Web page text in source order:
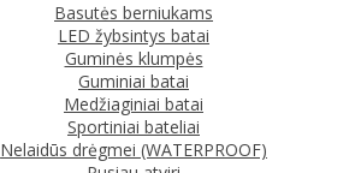
Basutės berniukams
LED žybsintys batai
Guminės klumpės
Guminiai batai
Medžiaginiai batai
Sportiniai bateliai
Nelaidūs drėgmei (WATERPROOF)